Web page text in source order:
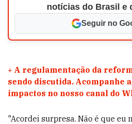
notícias do Brasil e
Seguir no
+ A regulamentação da
sendo discutida. Acompanhe
impactos no nosso canal do
"Acordei surpresa. Não é que eu